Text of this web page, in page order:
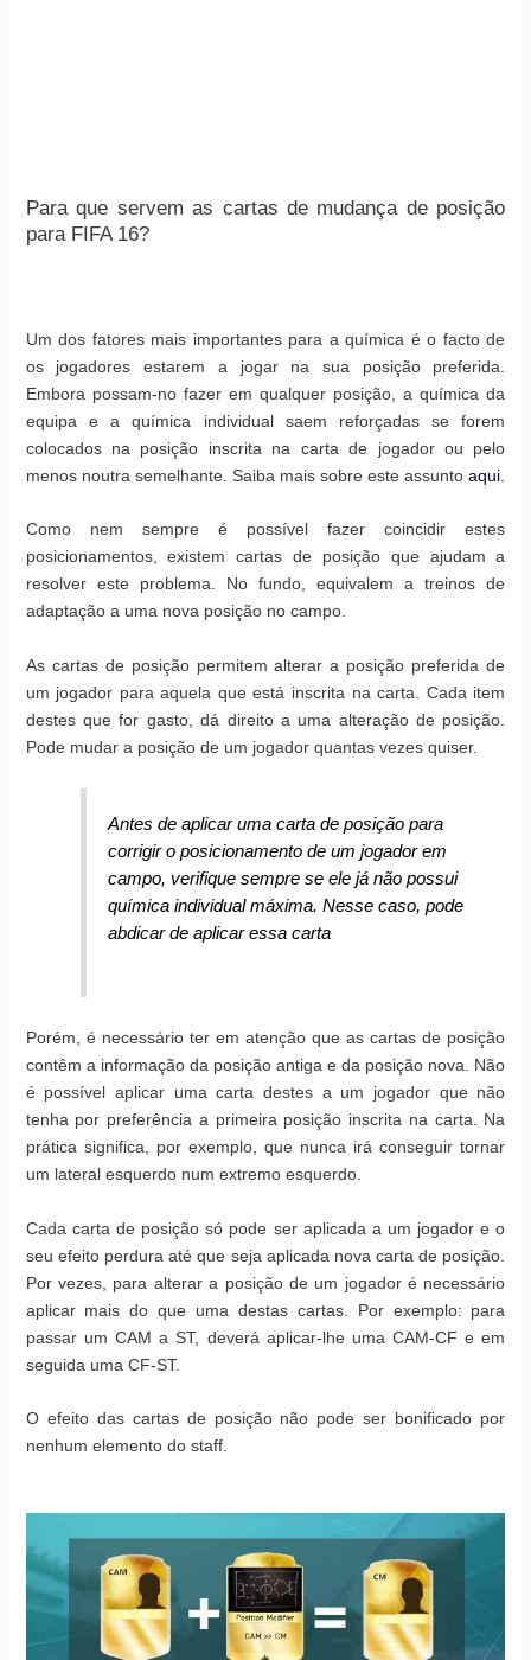
Para que servem as cartas de mudança de posição
para FIFA 16?
Um dos fatores mais importantes para a química é o facto de
os jogadores estarem a jogar na sua posição preferida.
Embora possam-no fazer em qualquer posição, a química da
equipa e a química individual saem reforçadas se forem
colocados na posição inscrita na carta de jogador ou pelo
menos noutra semelhante. Saiba mais sobre este assunto aqui.
Como nem sempre é possível fazer coincidir estes
posicionamentos, existem cartas de posição que ajudam a
resolver este problema. No fundo, equivalem a treinos de
adaptação a uma nova posição no campo.
As cartas de posição permitem alterar a posição preferida de
um jogador para aquela que está inscrita na carta. Cada item
destes que for gasto, dá direito a uma alteração de posição.
Pode mudar a posição de um jogador quantas vezes quiser.
Antes de aplicar uma carta de posição para
corrigir o posicionamento de um jogador em
campo, verifique sempre se ele já não possui
química individual máxima. Nesse caso, pode
abdicar de aplicar essa carta
Porém, é necessário ter em atenção que as cartas de posição
contêm a informação da posição antiga e da posição nova. Não
é possível aplicar uma carta destes a um jogador que não
tenha por preferência a primeira posição inscrita na carta. Na
prática significa, por exemplo, que nunca irá conseguir tornar
um lateral esquerdo num extremo esquerdo.
Cada carta de posição só pode ser aplicada a um jogador e o
seu efeito perdura até que seja aplicada nova carta de posição.
Por vezes, para alterar a posição de um jogador é necessário
aplicar mais do que uma destas cartas. Por exemplo: para
passar um CAM a ST, deverá aplicar-lhe uma CAM-CF e em
seguida uma CF-ST.
O efeito das cartas de posição não pode ser bonificado por
nenhum elemento do staff.